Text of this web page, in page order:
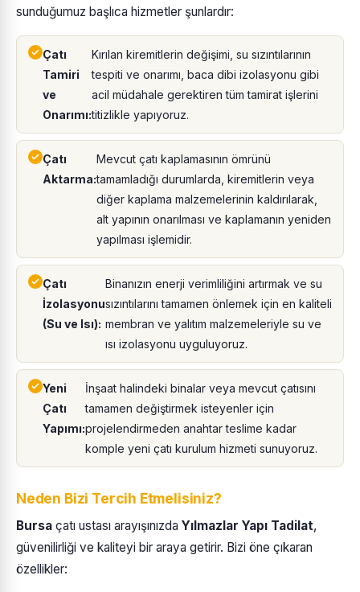
sunduğumuz başlıca hizmetler şunlardır:
Çatı
Tamiri
ve
Onarımı:
Kırılan kiremitlerin değişimi, su sızıntılarının
tespiti ve onarımı, baca dibi izolasyonu gibi
acil müdahale gerektiren tüm tamirat işlerini
titizlikle yapıyoruz.
Çatı
Aktarma:
Mevcut çatı kaplamasının ömrünü
tamamladığı durumlarda, kiremitlerin veya
diğer kaplama malzemelerinin kaldırılarak,
alt yapının onarılması ve kaplamanın yeniden
yapılması işlemidir.
Çatı
İzolasyonu
(Su ve Isı):
Binanızın enerji verimliliğini artırmak ve su
sızıntılarını tamamen önlemek için en kaliteli
membran ve yalıtım malzemeleriyle su ve
ısı izolasyonu uyguluyoruz.
Yeni
Çatı
Yapımı:
İnşaat halindeki binalar veya mevcut çatısını
tamamen değiştirmek isteyenler için
projelendirmeden anahtar teslime kadar
komple yeni çatı kurulum hizmeti sunuyoruz.
Neden Bizi Tercih Etmelisiniz?
Bursa çatı ustası arayışınızda Yılmazlar Yapı Tadilat,
güvenilirliği ve kaliteyi bir araya getirir. Bizi öne çıkaran
özellikler: